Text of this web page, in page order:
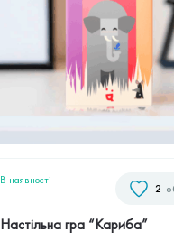
2
В наявностi
Настільна гра “Кариба”